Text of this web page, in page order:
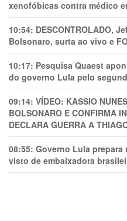
xenofóbicas contra médico
10:54: DESCONTROLADO,
Bolsonaro, surta ao vivo e
10:17: Pesquisa Quaest
do governo Lula pelo
09:14: VÍDEO: KASSIO
BOLSONARO E CONFIRMA
DECLARA GUERRA A
08:55: Governo Lula
visto de embaixadora